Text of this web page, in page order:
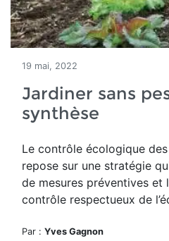
19 mai, 2022
Jardiner sans
synthèse
Le contrôle écologique
repose sur une stratégie
de mesures préventives et
contrôle respectueux de
Par : Yves Gagnon